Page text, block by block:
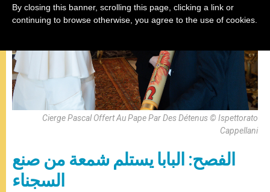
Cierge Pascal Offert Au Pape Par Des Détenus © Ispettorato
Cappellani
الفصح: البابا يستلم شمعة من صنع
السجناء
By closing this banner, scrolling this page, clicking a link or
continuing to browse otherwise, you agree to the use of cookies.